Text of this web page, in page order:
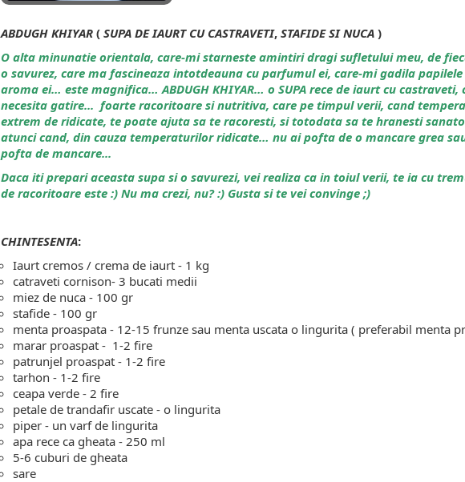
ABDUGH KHIYAR ( SUPA DE IAURT CU CASTRAVETI, STAFIDE SI NUCA )
O alta minunatie orientala, care-mi starneste amintiri dragi sufletului meu, de
o savurez, care ma fascineaza intotdeauna cu parfumul ei, care-mi gadila
aroma ei… este magnifica… ABDUGH KHIYAR… o SUPA rece de iaurt cu castraveti,
necesita gatire... foarte racoritoare si nutritiva, care pe timpul verii, cand
extrem de ridicate, te poate ajuta sa te racoresti, si totodata sa te hranesti
atunci cand, din cauza temperaturilor ridicate… nu ai pofta de o mancare grea
pofta de mancare...
Daca iti prepari aceasta supa si o savurezi, vei realiza ca in toiul verii, te ia cu
de racoritoare este :) Nu ma crezi, nu? :) Gusta si te vei convinge ;)
CHINTESENTA:
Iaurt cremos / crema de iaurt - 1 kg
catraveti cornison- 3 bucati medii
miez de nuca - 100 gr
stafide - 100 gr
menta proaspata - 12-15 frunze sau menta uscata o lingurita ( preferabil menta
marar proaspat - 1-2 fire
patrunjel proaspat - 1-2 fire
tarhon - 1-2 fire
ceapa verde - 2 fire
petale de trandafir uscate - o lingurita
piper - un varf de lingurita
apa rece ca gheata - 250 ml
5-6 cuburi de gheata
sare